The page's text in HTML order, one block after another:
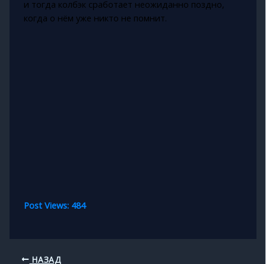
и тогда колбэк сработает неожиданно поздно,
когда о нём уже никто не помнит.
Post Views: 484
НАЗАД